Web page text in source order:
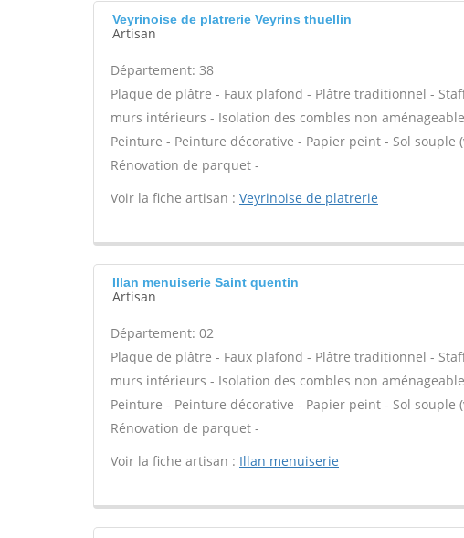
Veyrinoise de platrerie Veyrins thuellin
Artisan
Département: 38
Plaque de plâtre - Faux plafond - Plâtre traditionnel -
murs intérieurs - Isolation des combles non
Peinture - Peinture décorative - Papier peint - Sol souple
Rénovation de parquet -
Voir la fiche artisan : Veyrinoise de platrerie
Illan menuiserie Saint quentin
Artisan
Département: 02
Plaque de plâtre - Faux plafond - Plâtre traditionnel -
murs intérieurs - Isolation des combles non
Peinture - Peinture décorative - Papier peint - Sol souple
Rénovation de parquet -
Voir la fiche artisan : Illan menuiserie